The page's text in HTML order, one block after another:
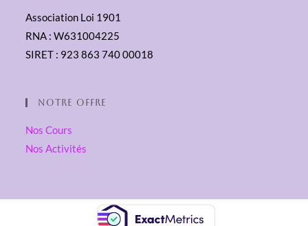
Association Loi 1901
RNA : W631004225
SIRET : 923 863 740 00018
Notre Offre
Nos Cours
Nos Activités